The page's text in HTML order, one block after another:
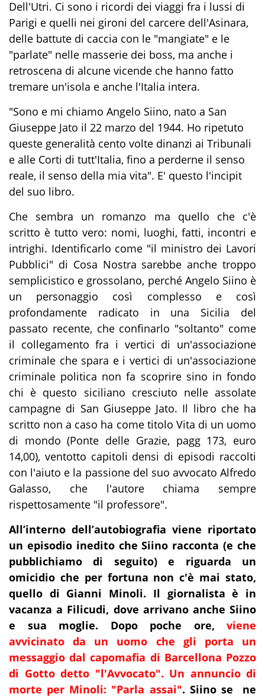
Dell'Utri. Ci sono i ricordi dei viaggi fra i lussi di
Parigi e quelli nei gironi del carcere dell'Asinara,
delle battute di caccia con le "mangiate" e le
"parlate" nelle masserie dei boss, ma anche i
retroscena di alcune vicende che hanno fatto
tremare un'isola e anche l'Italia intera.
"Sono e mi chiamo Angelo Siino, nato a San
Giuseppe Jato il 22 marzo del 1944. Ho ripetuto
queste generalità cento volte dinanzi ai Tribunali
e alle Corti di tutt'Italia, fino a perderne il senso
reale, il senso della mia vita". E' questo l'incipit
del suo libro.
Che sembra un romanzo ma quello che c'è
scritto è tutto vero: nomi, luoghi, fatti, incontri e
intrighi. Identificarlo come "il ministro dei Lavori
Pubblici" di Cosa Nostra sarebbe anche troppo
semplicistico e grossolano, perché Angelo Siino è
un personaggio così complesso e così
profondamente radicato in una Sicilia del
passato recente, che confinarlo "soltanto" come
il collegamento fra i vertici di un'associazione
criminale che spara e i vertici di un'associazione
criminale politica non fa scoprire sino in fondo
chi è questo siciliano cresciuto nelle assolate
campagne di San Giuseppe Jato. Il libro che ha
scritto non a caso ha come titolo Vita di un uomo
di mondo (Ponte delle Grazie, pagg 173, euro
14,00), ventotto capitoli densi di episodi raccolti
con l'aiuto e la passione del suo avvocato Alfredo
Galasso, che l'autore chiama sempre
rispettosamente "il professore".
All’interno dell’autobiografia viene riportato
un episodio inedito che Siino racconta (e che
pubblichiamo di seguito) e riguarda un
omicidio che per fortuna non c'è mai stato,
quello di Gianni Minoli. Il giornalista è in
vacanza a Filicudi, dove arrivano anche Siino
e sua moglie. Dopo poche ore, viene
avvicinato da un uomo che gli porta un
messaggio dal capomafia di Barcellona Pozzo
di Gotto detto "l'Avvocato". Un annuncio di
morte per Minoli: "Parla assai". Siino se ne